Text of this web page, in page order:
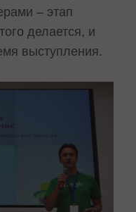
– этап
делается, и
выступления.